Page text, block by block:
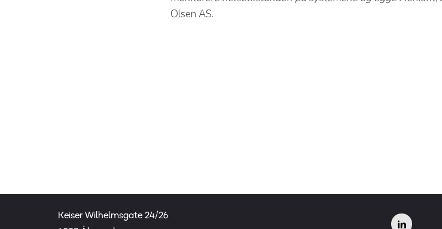
Olsen AS.
Keiser Wilhelmsgate 24/26